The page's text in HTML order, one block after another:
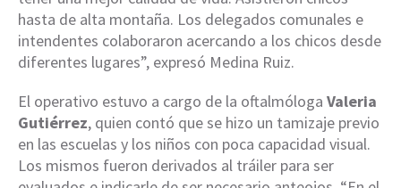
hasta de alta montaña. Los delegados comunales e
intendentes colaboraron acercando a los chicos desde
diferentes lugares”, expresó Medina Ruiz.
El operativo estuvo a cargo de la oftalmóloga Valeria
Gutiérrez, quien contó que se hizo un tamizaje previo
en las escuelas y los niños con poca capacidad visual.
Los mismos fueron derivados al tráiler para ser